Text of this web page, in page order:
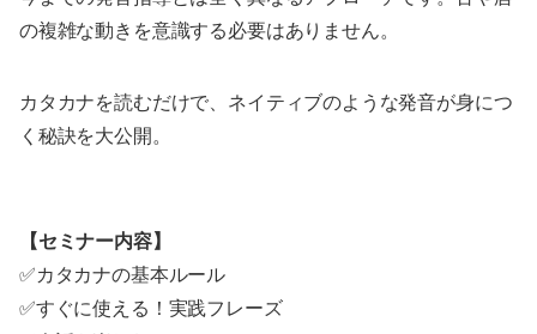
の複雑な動きを意識する必要はありません。
カタカナを読むだけで、ネイティブのような発音が身につ
く秘訣を大公開。
【セミナー内容】
✅カタカナの基本ルール
✅すぐに使える！実践フレーズ